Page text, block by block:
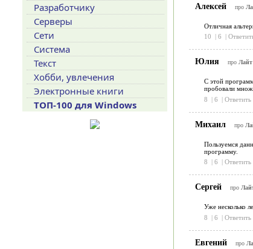
Алексей про
Отличная
10
| 6 |
Юлия про Лайт
С этой
пробовали
8
| 6 | Ответить
Михаил про
Пользуемся
программу.
8
| 6 | Ответить
Сергей про
Уже несколько
8
| 6 | Ответить
Евгений про
Разработчику
Серверы
Сети
Система
Текст
Хобби, увлечения
Электронные книги
ТОП-100 для Windows